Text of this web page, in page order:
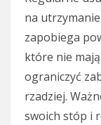
na
zapobiega
które nie
ograniczyć
rzadziej.
swoich stóp i